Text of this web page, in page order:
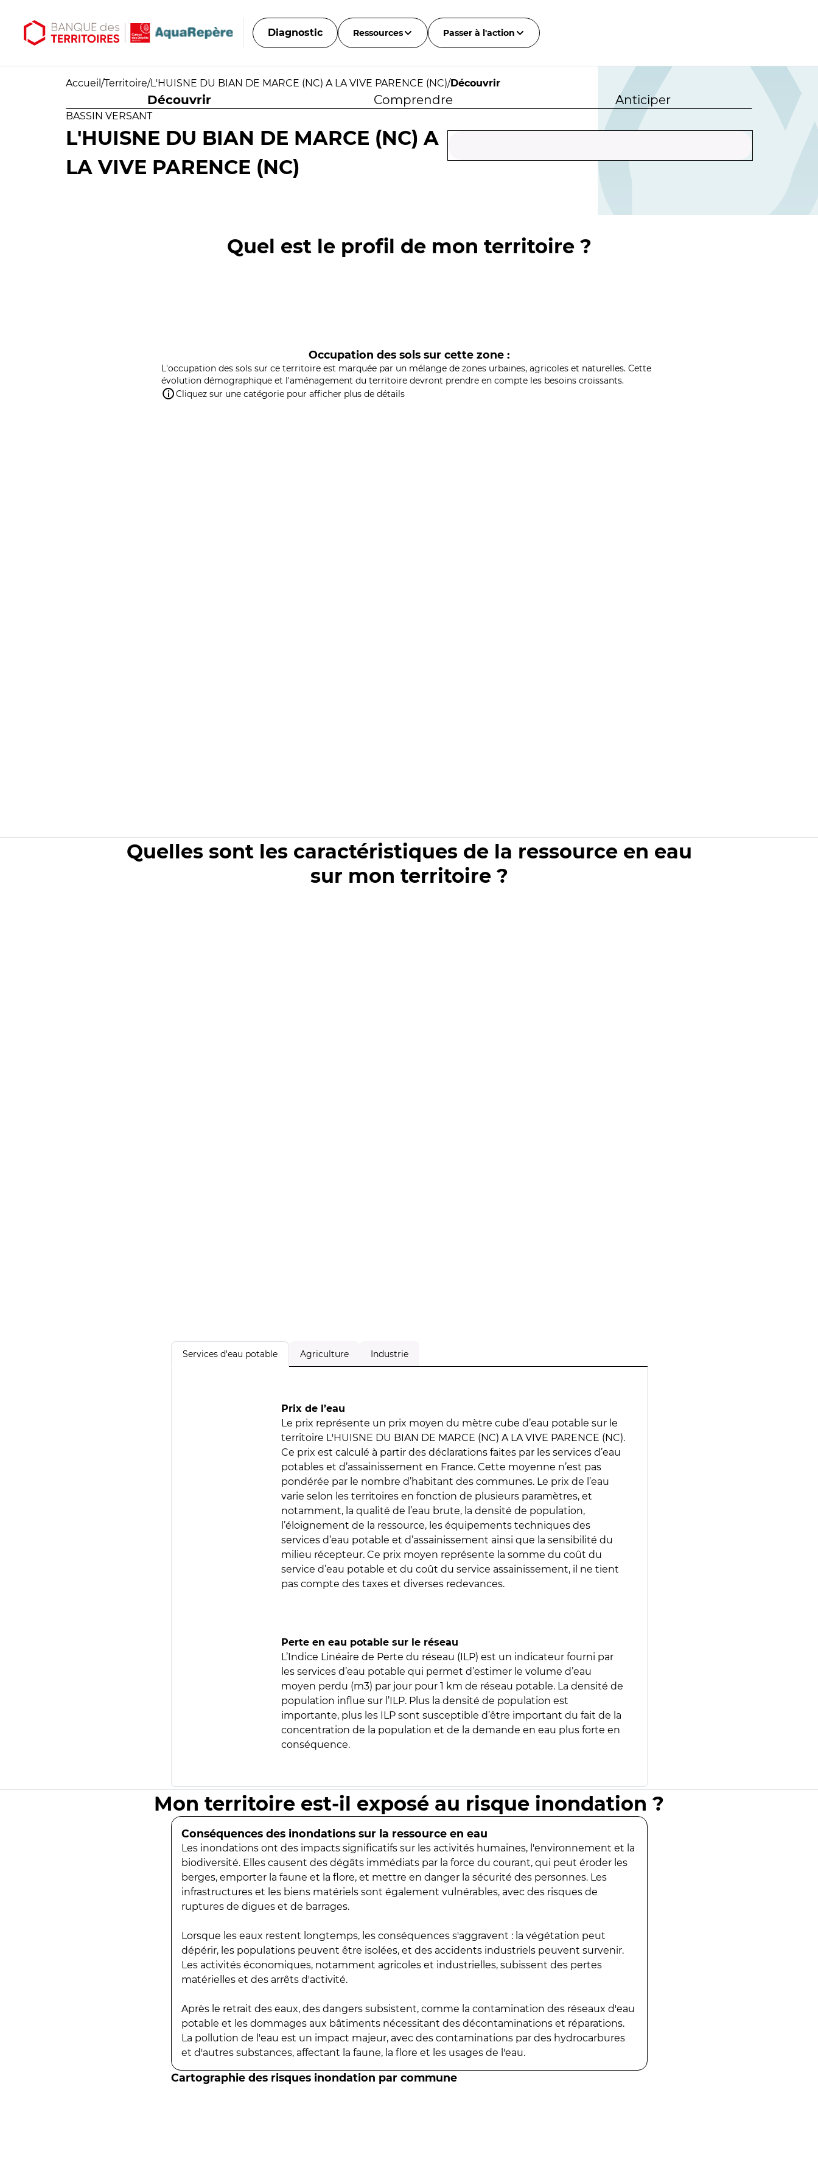
Diagnostic Ressources Passer à l'action
Accueil /Territoire/L'HUISNE DU BIAN DE MARCE (NC) A LA VIVE PARENCE (NC)/Découvrir
Découvrir Comprendre Anticiper
BASSIN VERSANT
L'HUISNE DU BIAN DE MARCE (NC) A
LA VIVE PARENCE (NC)
Quel est le profil de mon territoire ?
Occupation des sols sur cette zone :
L'occupation des sols sur ce territoire est marquée par un mélange de zones urbaines, agricoles et naturelles. Cette
évolution démographique et l'aménagement du territoire devront prendre en compte les besoins croissants.
Cliquez sur une catégorie pour afficher plus de détails
Quelles sont les caractéristiques de la ressource en eau
sur mon territoire ?
Services d'eau potable Agriculture Industrie
Prix de l’eau
Le prix représente un prix moyen du mètre cube d’eau potable sur le
territoire L'HUISNE DU BIAN DE MARCE (NC) A LA VIVE PARENCE (NC).
Ce prix est calculé à partir des déclarations faites par les services d’eau
potables et d’assainissement en France. Cette moyenne n’est pas
pondérée par le nombre d’habitant des communes. Le prix de l’eau
varie selon les territoires en fonction de plusieurs paramètres, et
notamment, la qualité de l’eau brute, la densité de population,
l’éloignement de la ressource, les équipements techniques des
services d’eau potable et d’assainissement ainsi que la sensibilité du
milieu récepteur. Ce prix moyen représente la somme du coût du
service d’eau potable et du coût du service assainissement, il ne tient
pas compte des taxes et diverses redevances.
Perte en eau potable sur le réseau
L’Indice Linéaire de Perte du réseau (ILP) est un indicateur fourni par
les services d’eau potable qui permet d’estimer le volume d’eau
moyen perdu (m3) par jour pour 1 km de réseau potable. La densité de
population influe sur l’ILP. Plus la densité de population est
importante, plus les ILP sont susceptible d’être important du fait de la
concentration de la population et de la demande en eau plus forte en
conséquence.
Mon territoire est-il exposé au risque inondation ?
Conséquences des inondations sur la ressource en eau
Les inondations ont des impacts significatifs sur les activités humaines, l'environnement et la
biodiversité. Elles causent des dégâts immédiats par la force du courant, qui peut éroder les
berges, emporter la faune et la flore, et mettre en danger la sécurité des personnes. Les
infrastructures et les biens matériels sont également vulnérables, avec des risques de
ruptures de digues et de barrages.
Lorsque les eaux restent longtemps, les conséquences s'aggravent : la végétation peut
dépérir, les populations peuvent être isolées, et des accidents industriels peuvent survenir.
Les activités économiques, notamment agricoles et industrielles, subissent des pertes
matérielles et des arrêts d'activité.
Après le retrait des eaux, des dangers subsistent, comme la contamination des réseaux d'eau
potable et les dommages aux bâtiments nécessitant des décontaminations et réparations.
La pollution de l'eau est un impact majeur, avec des contaminations par des hydrocarbures
et d'autres substances, affectant la faune, la flore et les usages de l'eau.
Cartographie des risques inondation par commune